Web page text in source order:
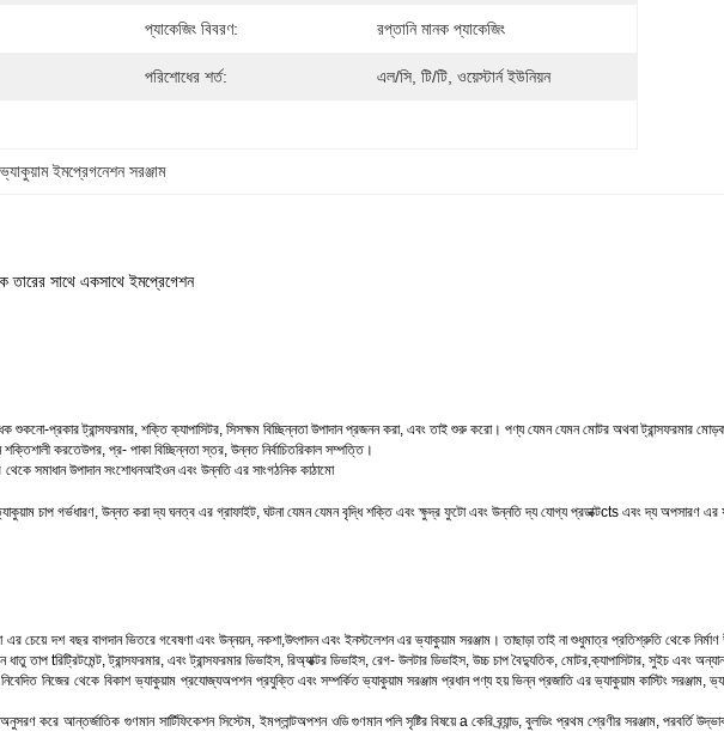
প্যাকেজিং বিবরণ: রপ্তানি মানক প্যাকেজিং
পরিশোধের শর্ত: এল/সি, টি/টি, ওয়েস্টার্ন ইউনিয়ন
ইমপ্রেগনেশন সরঞ্জাম
তারের সাথে একসাথে ইমপ্রেগেশন
শুকনো-প্রকার ট্রান্সফরমার, শক্তি ক্যাপাসিটর, সিসক্ষম বিচ্ছিন্নতা উপাদান প্রজনন করা, এবং তাই শুরু করো। পণ্য যেমন যেমন মোটর অথবা ট্রান্সফরমার
করতেউপর, প্র- পাকা বিচ্ছিন্নতা স্তর, উন্নত নির্বাচিতরিকাল সম্পত্তি।
থেকে সমাধান উপাদান সংশোধনআইওন এবং উন্নতি এর সাংগঠনিক কাঠামো
চাপ গর্ভধারণ, উন্নত করা দ্য ঘনত্ব এর গ্রাফাইট, ঘটনা যেমন যেমন বৃদ্ধি শক্তি এবং ক্ষুদ্র ফুটো এবং উন্নতি দ্য যোগ্য প্রডাক্টcts এবং দ্য অপসারণ এর
এর চেয়ে দশ বছর বাগদান ভিতরে গবেষণা এবং উন্নয়ন, নকশা,উৎপাদন এবং ইনস্টলেশন এর ভ্যাকুয়াম সরঞ্জাম। তাছাড়া তাই না শুধুমাত্র প্রতিশ্রুতি থেকে নির্মাণ
ধাতু তাপ tরিট্রিটমেন্ট, ট্রান্সফরমার, এবং ট্রান্সফরমার ডিভাইস, রিঅ্যাক্টর ডিভাইস, রেগ- উলটার ডিভাইস, উচ্চ চাপ বৈদ্যুতিক, মোটর,ক্যাপাসিটার, সুইচ এবং
নিবেদিত নিজের থেকে বিকাশ ভ্যাকুয়াম প্রযোজ্যঅপশন প্রযুক্তি এবং সম্পর্কিত ভ্যাকুয়াম সরঞ্জাম প্রধান পণ্য হয় ভিন্ন প্রজাতি এর ভ্যাকুয়াম কাস্টিং সরঞ্জাম,
অনুসরণ করে আন্তর্জাতিক গুণমান সার্টিফিকেশন সিস্টেম, ইমপ্লান্টঅপশন ওডি গুণমান পলি সৃষ্টির বিষয়ে a কেরি ব্র্যান্ড, বুলডিং প্রথম শ্রেণীর সরঞ্জাম, পরবর্তি